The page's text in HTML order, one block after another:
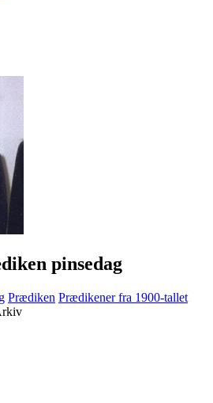
pinsedag
Prædiken Prædikener fra 1900-tallet